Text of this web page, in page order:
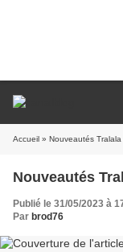
Accueil » Nouveautés
Nouveautés
Publié le 31/05/2023 à
Par brod76